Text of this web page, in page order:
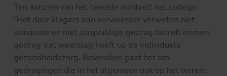
Ten aanzien van het tweede oordeelt het college:
“Het door klagers aan verweerder verweten niet
adequate en niet zorgvuldige gedrag betreft immers
gedrag dat weerslag heeft op de individuele
gezondheidszorg. Bovendien gaat het om
gedragingen die in het algemeen ook op het terrein